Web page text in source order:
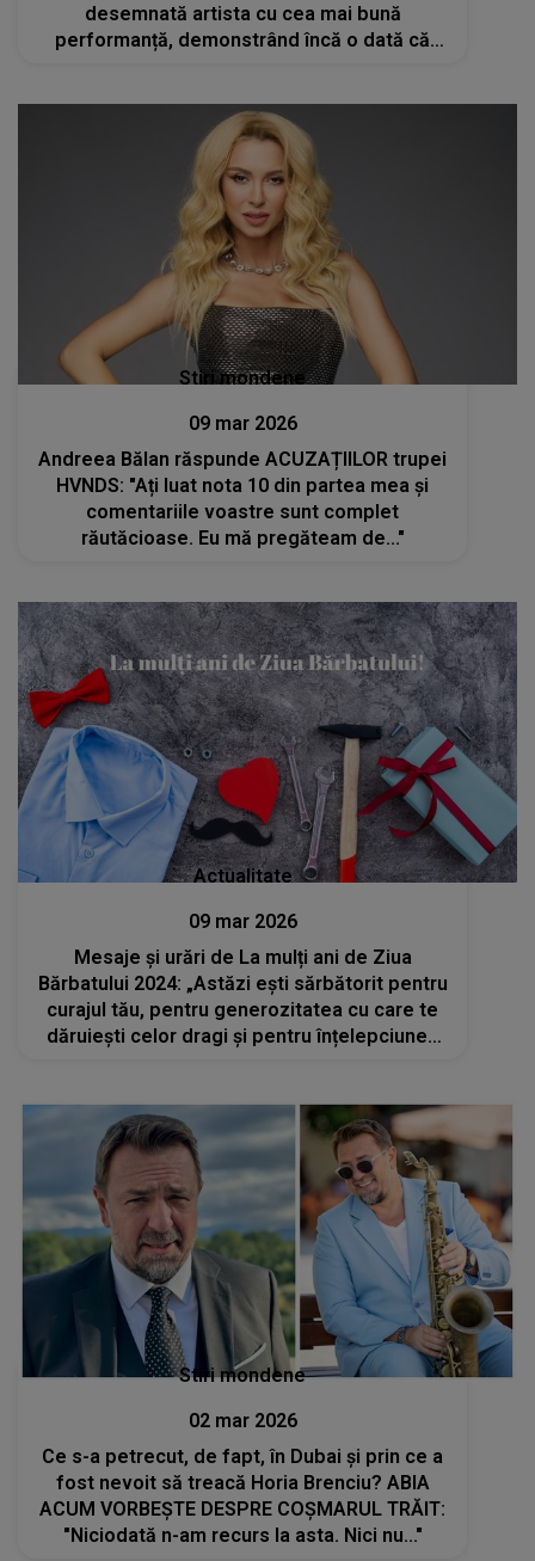
desemnată artista cu cea mai bună
performanță, demonstrând încă o dată că
cariera ei
Stiri mondene
09 mar 2026
Andreea Bălan răspunde ACUZAȚIILOR trupei
HVNDS: "Ați luat nota 10 din partea mea și
comentariile voastre sunt complet
răutăcioase. Eu mă pregăteam de..."
Actualitate
09 mar 2026
Mesaje și urări de La mulți ani de Ziua
Bărbatului 2024: „Astăzi ești sărbătorit pentru
curajul tău, pentru generozitatea cu care te
dăruiești celor dragi și pentru înțelepciunea
Stiri mondene
02 mar 2026
Ce s-a petrecut, de fapt, în Dubai și prin ce a
fost nevoit să treacă Horia Brenciu? ABIA
ACUM VORBEȘTE DESPRE COȘMARUL TRĂIT:
"Niciodată n-am recurs la asta. Nici nu..."